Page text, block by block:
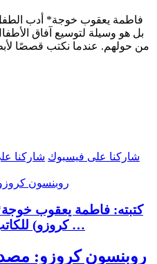
فاطمة يعقوب خوجة* أدب
بل هو وسيلة لتوسيع آفاق
من حولهم. عندما نكتب قصصًا
شاركنا على فيسبوك شاركنا
كتبته: فاطمة يعقوب
كروزو) للكاتب دانييل ديفو، التي صد …
روبنسون كروزو: